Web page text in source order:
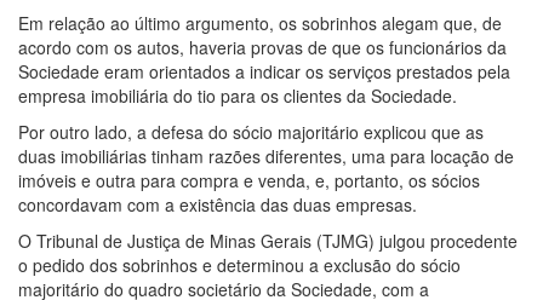
Em relação ao último argumento, os sobrinhos alegam que, de
acordo com os autos, haveria provas de que os funcionários da
Sociedade eram orientados a indicar os serviços prestados pela
empresa imobiliária do tio para os clientes da Sociedade.
Por outro lado, a defesa do sócio majoritário explicou que as
duas imobiliárias tinham razões diferentes, uma para locação de
imóveis e outra para compra e venda, e, portanto, os sócios
concordavam com a existência das duas empresas.
O Tribunal de Justiça de Minas Gerais (TJMG) julgou procedente
o pedido dos sobrinhos e determinou a exclusão do sócio
majoritário do quadro societário da Sociedade, com a